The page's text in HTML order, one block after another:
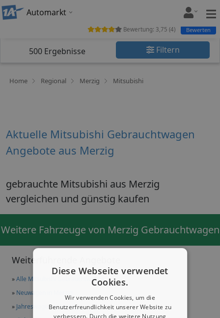
Automarkt
500 Ergebnisse Filtern
Home Regional Merzig Mitsubishi
Weiterführende Angebote
»Alle Mitsubishi Gebrauchtwagen
» Neuwagen in Merzig
» Jahreswagen in Merzig
Bewertung: 3,75 (4) Bewerten
Aktuelle Mitsubishi Gebrauchtwagen
Angebote aus Merzig
gebrauchte Mitsubishi aus Merzig
vergleichen und günstig kaufen
Weitere Fahrzeuge von Merzig Gebrauchtwagen
Diese Webseite verwendet
Cookies.
Wir verwenden Cookies, um die
Benutzerfreundlichkeit unserer Website zu
verbessern. Durch die weitere Nutzung